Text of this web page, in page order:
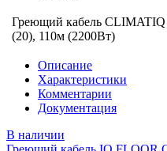
Греющий кабель
(20), 110м (2200Вт)
Описание
Характеристики
Комментарии
Документация
В наличии